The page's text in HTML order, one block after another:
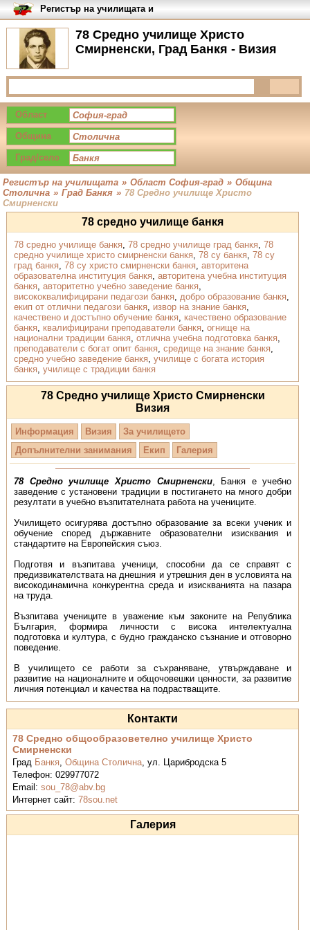
78 Средно училище Христо
Смирненски, Град Банкя - Визия
Регистър на училищата и
университетите в България
Област
Община
Град/село
Регистър на училищата » Област София-град » Община
Столична » Град Банкя » 78 Средно училище Христо
Смирненски
78 средно училище банкя
78 средно училище банкя, 78 средно училище град банкя, 78
средно училище христо смирненски банкя, 78 су банкя, 78 су
град банкя, 78 су христо смирненски банкя, авторитена
образователна институция банкя, авторитена учебна институция
банкя, авторитетно учебно заведение банкя,
висококвалифицирани педагози банкя, добро образование банкя,
екип от отлични педагози банкя, извор на знание банкя,
качествено и достъпно обучение банкя, качествено образование
банкя, квалифицирани преподаватели банкя, огнище на
национални традиции банкя, отлична учебна подготовка банкя,
преподаватели с богат опит банкя, средище на знание банкя,
средно учебно заведение банкя, училище с богата история
банкя, училище с традиции банкя
78 Средно училище Христо Смирненски
Визия
Информация Визия
За училището
Допълнителни занимания
Екип Галерия
78 Средно училище Христо Смирненски, Банкя е учебно
заведение с установени традиции в постигането на много добри
резултати в учебно възпитателната работа на учениците.
Училището осигурява достъпно образование за всеки ученик и
обучение според държавните образователни изисквания и
стандартите на Европейския съюз.
Подготвя и възпитава ученици, способни да се справят с
предизвикателствата на днешния и утрешния ден в условията на
високодинамична конкурентна среда и изискванията на пазара
на труда.
Възпитава учениците в уважение към законите на Република
България, формира личности с висока интелектуална
подготовка и култура, с будно гражданско съзнание и отговорно
поведение.
В училището се работи за съхраняване, утвърждаване и
развитие на националните и общочовешки ценности, за развитие
личния потенциал и качества на подрастващите.
Контакти
78 Средно общообразоветелно училище Христо
Смирненски
Град Банкя,Община Столична,ул. Царибродска 5
Телефон:029977072
Email:sou_78@abv.bg
Интернет сайт:78sou.net
Галерия